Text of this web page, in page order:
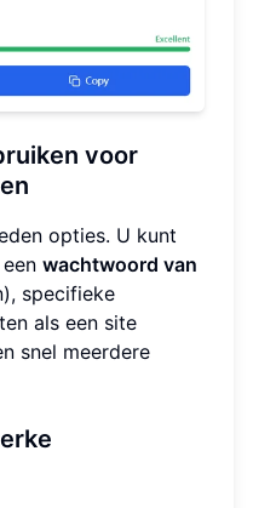
voor
opties. U kunt
wachtwoord van
specifieke
als een site
snel meerdere